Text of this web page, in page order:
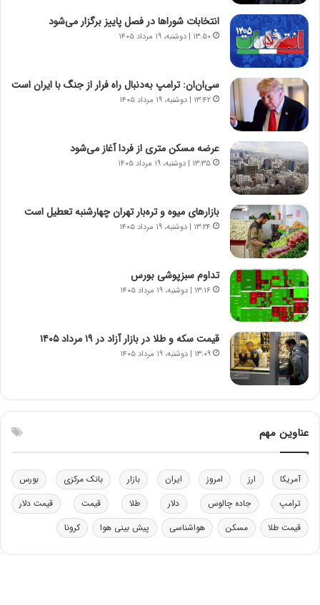
ج
ز
ا
ی
ن
ج
ن
گ
،
ن
ت
و
ا
ن
س
ت
ه
د
ر
م
ق
ا
ب
ل
چ
ن
ی
ن
ر
ب
ا
ی
انتخابات شوراها در فصل پاییز برگزار می‌شود
۱۳:۵۰ | دوشنبه، ۱۹ مرداد ۱۴۰۵
سی‌ان‌ان: ترامپ به‌دنبال راه فرار از جنگ با ایران است
۱۳:۴۲ | دوشنبه، ۱۹ مرداد ۱۴۰۵
عرضه مسکن متری از فردا آغاز می‌شود
۱۳:۳۵ | دوشنبه، ۱۹ مرداد ۱۴۰۵
بازارهای میوه و تره‌بار تهران چهارشنبه تعطیل است
۱۳:۲۴ | دوشنبه، ۱۹ مرداد ۱۴۰۵
تداوم سبزپوشی بورس
۱۳:۱۶ | دوشنبه، ۱۹ مرداد ۱۴۰۵
قیمت سکه و طلا در بازار آزاد در ۱۹ مرداد ۱۴۰۵
۱۳:۰۹ | دوشنبه، ۱۹ مرداد ۱۴۰۵
عناوین مهم
آمریکا ارز امروز ایران بازار بانک مرکزی
بورس
ترامپ
جاده چالوس دلار طلا قیمت
قیمت دلار
قیمت طلا
مسکن هواشناسی پیش بینی هوا کرونا